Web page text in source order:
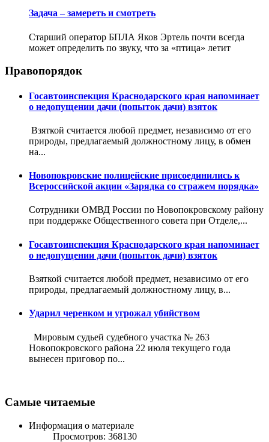
Задача – замереть и смотреть
Старший оператор БПЛА Яков Эртель почти всегда
может определить по звуку, что за «птица» летит
Правопорядок
Госавтоинспекция Краснодарского края напоминает
о недопущении дачи (попыток дачи) взяток
Взяткой считается любой предмет, независимо от его
природы, предлагаемый должностному лицу, в обмен
на...
Новопокровские полицейские присоединились к
Всероссийской акции «Зарядка со стражем порядка»
Сотрудники ОМВД России по Новопокровскому району
при поддержке Общественного совета при Отделе,...
Госавтоинспекция Краснодарского края напоминает
о недопущении дачи (попыток дачи) взяток
Взяткой считается любой предмет, независимо от его
природы, предлагаемый должностному лицу, в...
Ударил черенком и угрожал убийством
Мировым судьей судебного участка № 263
Новопокровского района 22 июля текущего года
вынесен приговор по...
Самые читаемые
Информация о материале
Просмотров: 368130